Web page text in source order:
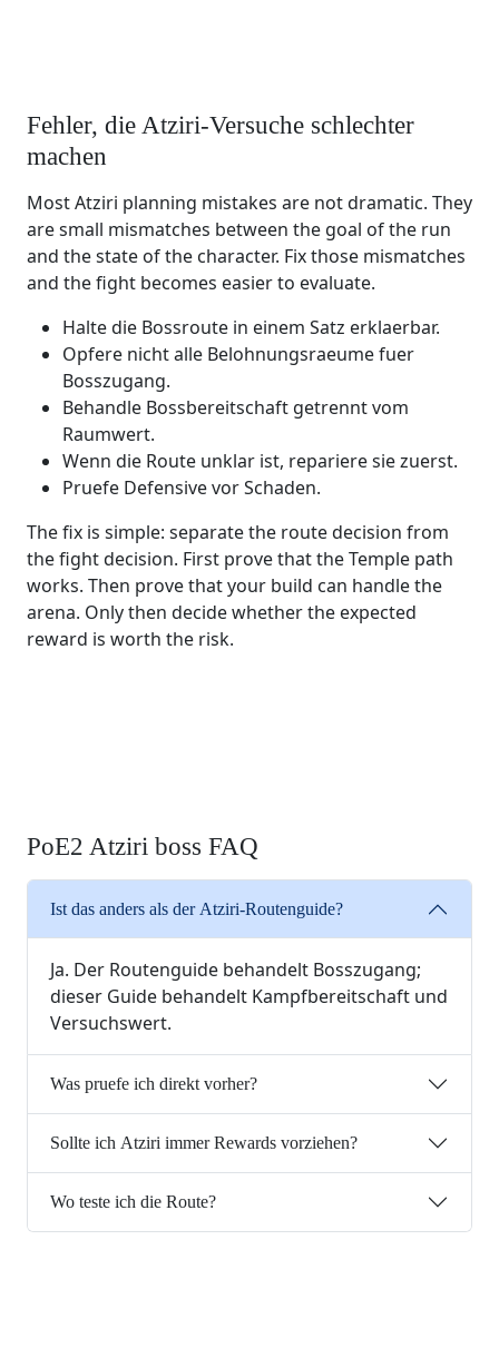
Fehler, die Atziri-Versuche schlechter
machen
Most Atziri planning mistakes are not dramatic. They
are small mismatches between the goal of the run
and the state of the character. Fix those mismatches
and the fight becomes easier to evaluate.
Halte die Bossroute in einem Satz erklaerbar.
Opfere nicht alle Belohnungsraeume fuer
Bosszugang.
Behandle Bossbereitschaft getrennt vom
Raumwert.
Wenn die Route unklar ist, repariere sie zuerst.
Pruefe Defensive vor Schaden.
The fix is simple: separate the route decision from
the fight decision. First prove that the Temple path
works. Then prove that your build can handle the
arena. Only then decide whether the expected
reward is worth the risk.
PoE2 Atziri boss FAQ
Ist das anders als der Atziri-Routenguide?
Ja. Der Routenguide behandelt Bosszugang;
dieser Guide behandelt Kampfbereitschaft und
Versuchswert.
Was pruefe ich direkt vorher?
Sollte ich Atziri immer Rewards vorziehen?
Wo teste ich die Route?